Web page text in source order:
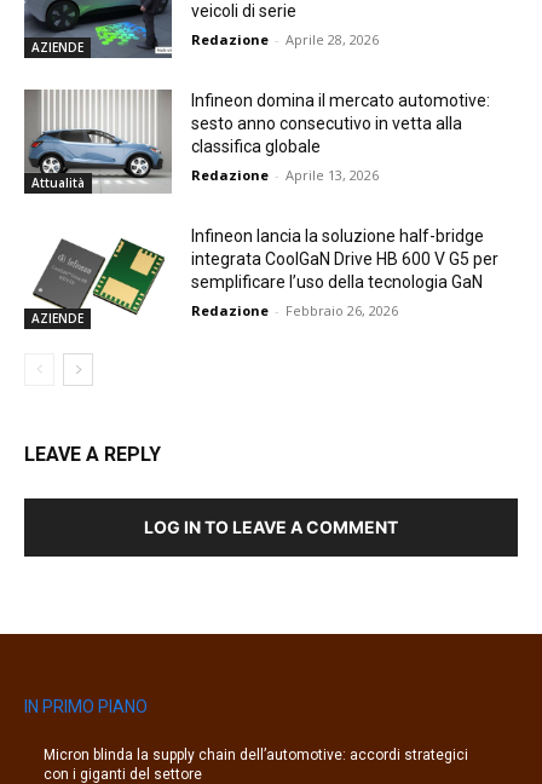
AZIENDE
veicoli di serie
Redazione - Aprile 28, 2026
Attualità
Infineon domina il mercato automotive:
sesto anno consecutivo in vetta alla
classifica globale
Redazione - Aprile 13, 2026
AZIENDE
Infineon lancia la soluzione half-bridge
integrata CoolGaN Drive HB 600 V G5 per
semplificare l’uso della tecnologia GaN
Redazione - Febbraio 26, 2026
LEAVE A REPLY
LOG IN TO LEAVE A COMMENT
IN PRIMO PIANO
Micron blinda la supply chain dell’automotive: accordi strategici
con i giganti del settore